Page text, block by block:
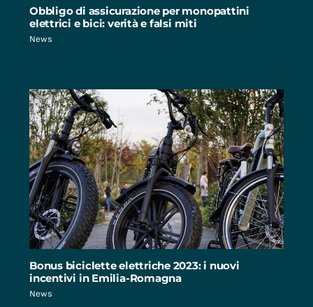
Obbligo di assicurazione per monopattini
elettrici e bici: verità e falsi miti
News
Bonus biciclette elettriche 2023: i nuovi
incentivi in Emilia-Romagna
News